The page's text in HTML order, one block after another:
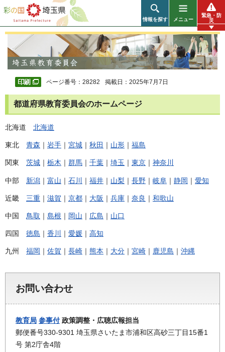
彩の国 埼玉県
情報を探す メニュー
緊急・防
災
ページ番号：28282 掲載日：2025年7月7日
都道府県教育委員会のホームページ
北海道 北海道
東北 青森 ｜ 岩手 ｜ 宮城 ｜ 秋田 ｜ 山形 ｜ 福島
関東 茨城 ｜ 栃木 ｜ 群馬 ｜ 千葉 ｜ 埼玉 ｜ 東京 ｜ 神奈川
中部 新潟 ｜ 富山 ｜ 石川 ｜ 福井 ｜ 山梨 ｜ 長野 ｜ 岐阜 ｜ 静岡 ｜ 愛知
近畿 三重 ｜ 滋賀 ｜ 京都 ｜ 大阪 ｜ 兵庫 ｜ 奈良 ｜ 和歌山
中国 鳥取 ｜ 島根 ｜ 岡山 ｜ 広島 ｜ 山口
四国 徳島 ｜ 香川 ｜ 愛媛 ｜ 高知
九州 福岡 ｜ 佐賀 ｜ 長崎 ｜ 熊本 ｜ 大分 ｜ 宮崎 ｜ 鹿児島 ｜ 沖縄
お問い合わせ
教育局 参事付政策調整・広聴広報担当
郵便番号330-9301 埼玉県さいたま市浦和区高砂三丁目15番1
号 第2庁舎4階